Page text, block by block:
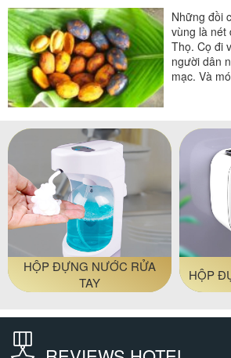
Những đồi
vùng là nét
Thọ. Cọ đi
người dân
mạc. Và
MÁY SẤY TÓC